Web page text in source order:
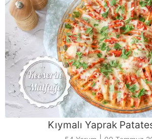
Kıymalı Yaprak